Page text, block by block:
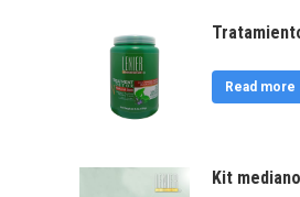
Read more
Kit